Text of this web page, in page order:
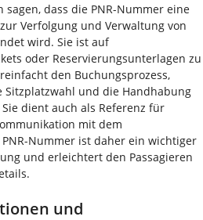
dass die PNR-Nummer eine
Verfolgung und Verwaltung von
wird. Sie ist auf
oder Reservierungsunterlagen zu
den Buchungsprozess,
Sitzplatzwahl und die Handhabung
dient auch als Referenz für
mit dem
Nummer ist daher ein wichtiger
und erleichtert den Passagieren
und